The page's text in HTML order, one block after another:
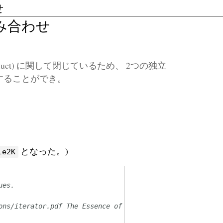
合わせ
に関して閉じているため、 2つの独立
ことができ。
となった。)
iterator.pdf The Essence of the Iterator Pattern]]